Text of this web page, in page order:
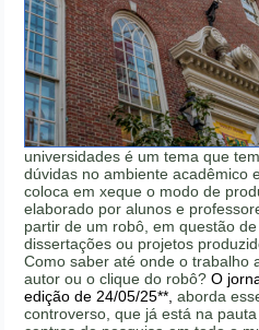
universidades é um tema que
dúvidas no ambiente acadêmico
coloca em xeque o modo de
elaborado por alunos e
partir de um robô, em questão
dissertações ou projetos
Como saber até onde o trabalho
autor ou o clique do robô?O
edição de 24/05/25**, aborda
controverso, que já está na